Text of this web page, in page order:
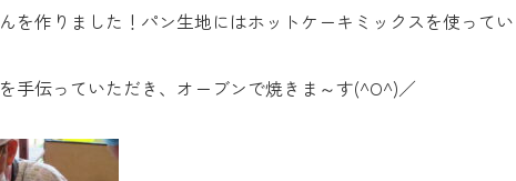
を作りました！パン生地にはホットケーキミックスを使って
手伝っていただき、オーブンで焼きま～す(^O^)／